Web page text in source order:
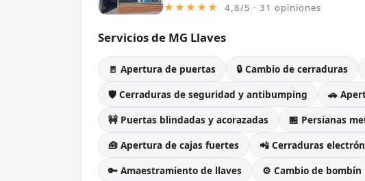
★★★★★ 4,8/5 · 31 opiniones
Servicios de MG Llaves
🚪 Apertura de puertas 🔒 Cambio de cerraduras
🛡️ Cerraduras de seguridad y antibumping
🚗
🚧 Puertas blindadas y acorazadas
🏪 Persianas
🧰 Apertura de cajas fuertes
📲 Cerraduras
🔑 Amaestramiento de llaves
⚙️ Cambio de bombín